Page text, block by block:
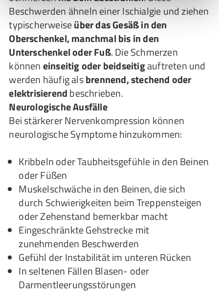
Beschwerden ähneln einer Ischialgie und ziehen
typischerweiseüber das Gesäß in den
Oberschenkel, manchmal bis in den
Unterschenkel oder Fuß. Die Schmerzen
könneneinseitig oder beidseitigauftreten und
werden häufig alsbrennend, stechend oder
elektrisierendbeschrieben.
Neurologische Ausfälle
Bei stärkerer Nervenkompression können
neurologische Symptome hinzukommen:
Kribbeln oder Taubheitsgefühle in den Beinen
oder Füßen
Muskelschwäche in den Beinen, die sich
durch Schwierigkeiten beim Treppensteigen
oder Zehenstand bemerkbar macht
Eingeschränkte Gehstrecke mit
zunehmenden Beschwerden
Gefühl der Instabilität im unteren Rücken
In seltenen Fällen Blasen- oder
Darmentleerungsstörungen